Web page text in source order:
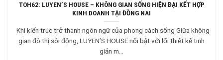
TOH62: LUYEN’S HOUSE – KHÔNG GIAN SỐNG HIỆN ĐẠI KẾT HỢP
KINH DOANH TẠI ĐỒNG NAI
Khi kiến trúc trở thành ngôn ngữ của phong cách sống Giữa không
gian đô thị sôi động, LUYEN’S HOUSE nổi bật với lối thiết kế tinh
giản m...